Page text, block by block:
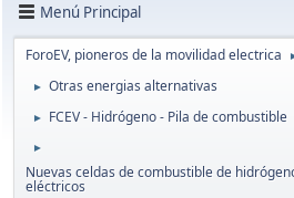
Menú Principal
ForoEV, pioneros de la movilidad electrica
► Otras energias alternativas
► FCEV - Hidrógeno - Pila de combustible
►
Nuevas celdas de combustible de
eléctricos